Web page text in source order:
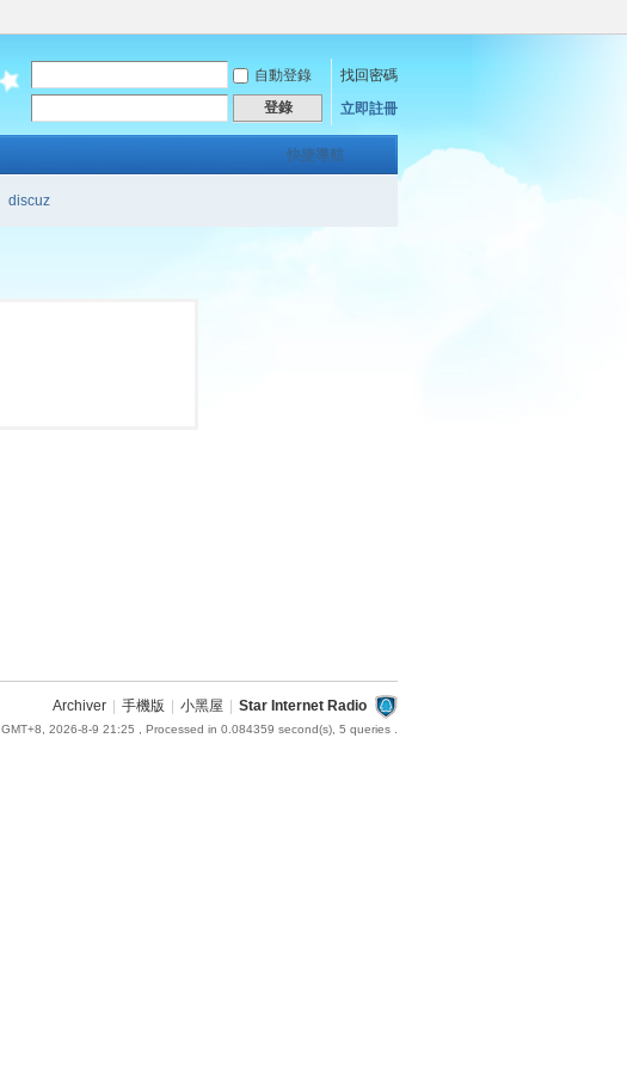
自動登錄
找回密碼
登錄 立即註冊
快捷導航
discuz
Archiver 手機版 小黑屋 Star Internet Radio
GMT+8, 2026-8-9 21:25 , Processed in 0.084359 second(s), 5 queries .